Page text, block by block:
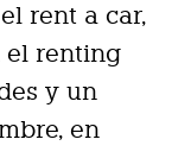
rent a car,
el renting
y un
en